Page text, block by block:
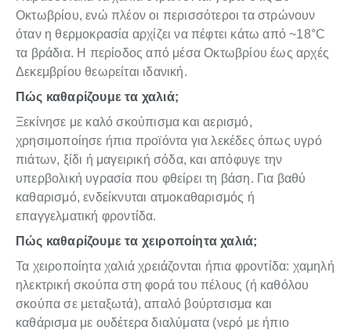
Οκτωβρίου, ενώ πλέον οι περισσότεροι τα στρώνουν
όταν η θερμοκρασία αρχίζει να πέφτει κάτω από ~18°C
τα βράδια. Η περίοδος από μέσα Οκτωβρίου έως αρχές
Δεκεμβρίου θεωρείται ιδανική.
Πώς καθαρίζουμε τα χαλιά;
Ξεκίνησε με καλό σκούπισμα και αερισμό,
χρησιμοποίησε ήπια προϊόντα για λεκέδες όπως υγρό
πιάτων, ξίδι ή μαγειρική σόδα, και απόφυγε την
υπερβολική υγρασία που φθείρει τη βάση. Για βαθύ
καθαρισμό, ενδείκνυται ατμοκαθαρισμός ή
επαγγελματική φροντίδα.
Πώς καθαρίζουμε τα χειροποίητα χαλιά;
Τα χειροποίητα χαλιά χρειάζονται ήπια φροντίδα: χαμηλή
ηλεκτρική σκούπα στη φορά του πέλους (ή καθόλου
σκούπα σε μεταξωτά), απαλό βούρτσισμα και
καθάρισμα με ουδέτερα διαλύματα (νερό με ήπιο